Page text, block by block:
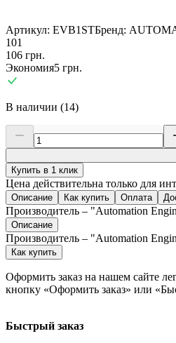
Артикул: EVB1STБренд:
101
106 грн.
Экономия5 грн.
В наличии (14)
Купить в 1 клик
Цена действительна только для
Описание Как купить Оплата
Производитель – "Automation
Описание
Производитель – "Automation
Как купить
Оформить заказ на нашем сайте
кнопку «Оформить заказ» или
Быстрый заказ